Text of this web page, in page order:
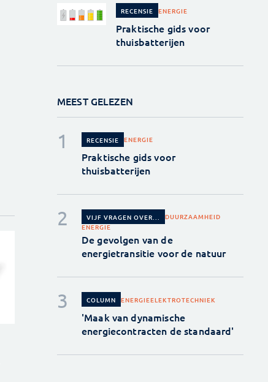
RECENSIE ENERGIE
Praktische gids voor
thuisbatterijen
MEEST GELEZEN
RECENSIE ENERGIE
Praktische gids voor
thuisbatterijen
VIJF VRAGEN OVER...
DUURZAAMHEID
ENERGIE
De gevolgen van de
energietransitie voor de natuur
COLUMN ENERGIEELEKTROTECHNIEK
'Maak van dynamische
energiecontracten de standaard'